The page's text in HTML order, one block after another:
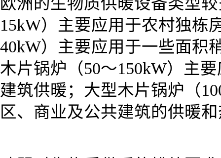
15kW）主要应用于农村独栋
40kW）主要应用于一些面积
木片锅炉（50～150kW）主
建筑供暖；大型木片锅炉（
区、商业及公共建筑的供暖